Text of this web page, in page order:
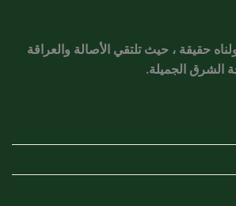
حقيقة ، حيث تلتقي الأصالة والعراقة
الشرق الجميلة.